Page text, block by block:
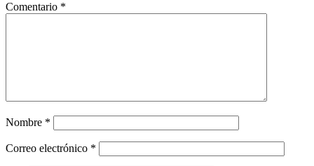
Comentario *
Nombre *
Correo electrónico *